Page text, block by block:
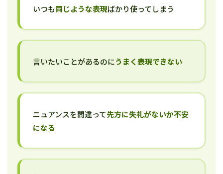
いつも同じような表現ばかり使ってしまう
言いたいことがあるのにうまく表現できない
ニュアンスを間違って先方に失礼がないか不安
になる